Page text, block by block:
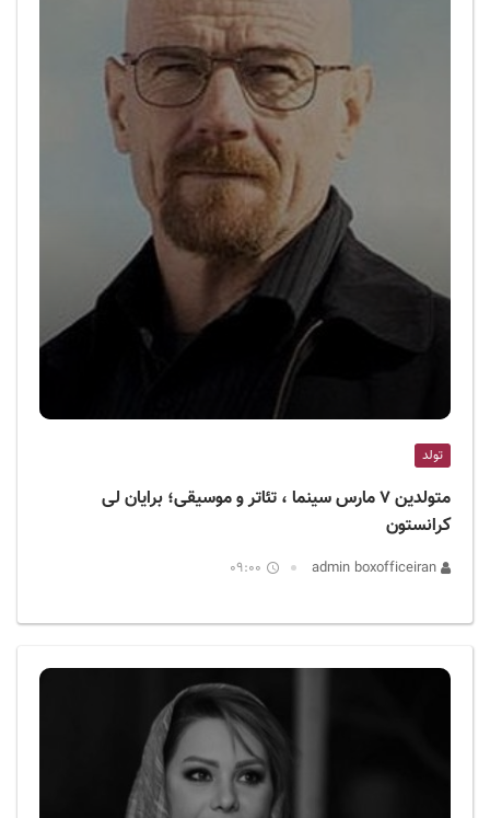
تولد
متولدین ۷ مارس سینما ، تئاتر و موسیقی؛ برایان لی
کرانستون
09:00